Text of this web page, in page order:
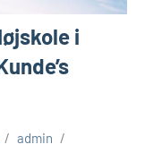
i
admin